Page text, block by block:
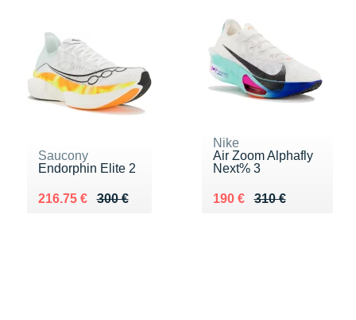
Saucony
Endorphin Elite 2
300 €
Au lieu de 300 €
216.75 €
Vendu 216.75 €
Nike
Air Zoom Alphafly
Next% 3
310 €
Au lieu de 310 €
190 €
Vendu 190 €